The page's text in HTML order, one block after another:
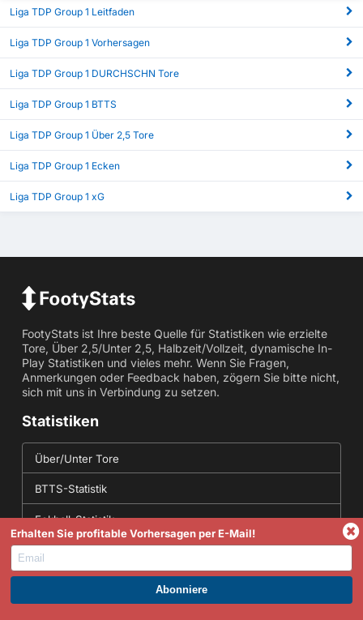
Liga TDP Group 1 Leitfaden
Liga TDP Group 1 Vorhersagen
Liga TDP Group 1 DURCHSCHN Tore
Liga TDP Group 1 BTTS
Liga TDP Group 1 Über 2,5 Tore
Liga TDP Group 1 Ecken
Liga TDP Group 1 xG
FootyStats ist Ihre beste Quelle für Statistiken wie erzielte
Tore, Über 2,5/Unter 2,5, Halbzeit/Vollzeit, dynamische In-
Play Statistiken und vieles mehr. Wenn Sie Fragen,
Anmerkungen oder Feedback haben, zögern Sie bitte nicht,
sich mit uns in Verbindung zu setzen.
Statistiken
Über/Unter Tore
BTTS-Statistik
Eckball-Statistik
WERDEN SIE PREMIUM UND PROFITIEREN SIE JETZT.
Erhalten Sie profitable Vorhersagen per E-Mail!